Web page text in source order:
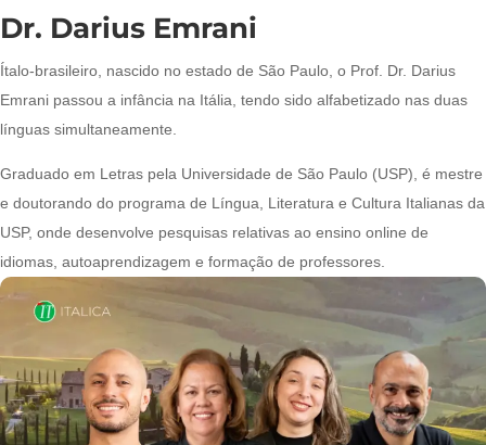
Dr. Darius Emrani
Ítalo-brasileiro, nascido no estado de São Paulo, o Prof. Dr. Darius
Emrani passou a infância na Itália, tendo sido alfabetizado nas duas
línguas simultaneamente.
Graduado em Letras pela Universidade de São Paulo (USP), é mestre
e doutorando do programa de Língua, Literatura e Cultura Italianas da
USP, onde desenvolve pesquisas relativas ao ensino online de
idiomas, autoaprendizagem e formação de professores.